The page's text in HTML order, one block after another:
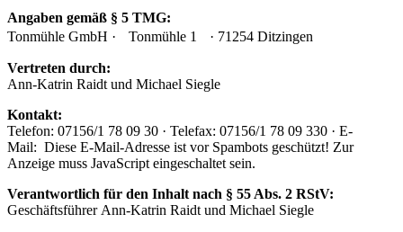
Angaben gemäß § 5 TMG:
Tonmühle GmbH · Tonmühle 1 · 71254 Ditzingen
Vertreten durch:
Ann-Katrin Raidt und Michael Siegle
Kontakt:
Telefon: 07156/1 78 09 30 · Telefax: 07156/1 78 09 330 · E-
Mail: Diese E-Mail-Adresse ist vor Spambots geschützt! Zur
Anzeige muss JavaScript eingeschaltet sein.
Verantwortlich für den Inhalt nach § 55 Abs. 2 RStV:
Geschäftsführer Ann-Katrin Raidt und Michael Siegle